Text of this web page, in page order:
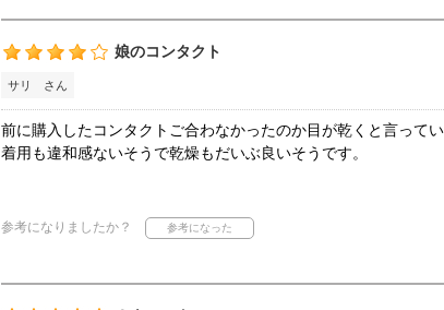
娘のコンタクト
サリ さん
前に購入したコンタクトご合わなかったのか目が乾くと言って
着用も違和感ないそうで乾燥もだいぶ良いそうです。
参考になりましたか？